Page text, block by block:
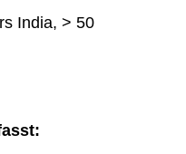
India, > 50